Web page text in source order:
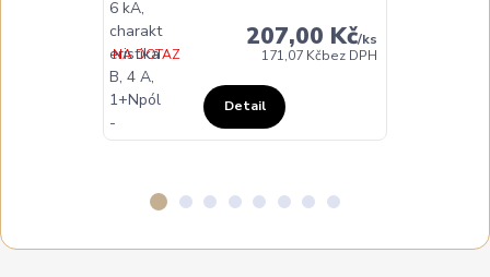
207,00 Kč/ks
171,07 Kčbez DPH
NA DOTAZ
Detail